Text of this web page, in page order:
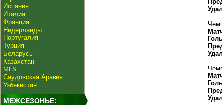
Испания
Италия
Франция
Нидерланды
Португалия
Турция
Беларусь
Казахстан
MLS
Саудовская Аравия
Узбекистан
МЕЖСЕЗОНЬЕ: